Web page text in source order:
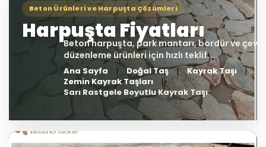
Ana Sayfa Doğal Taş
Kayrak Taşı
Zemin Kayrak Taşları
Sarı Rastgele Boyutlu Kayrak Taşı